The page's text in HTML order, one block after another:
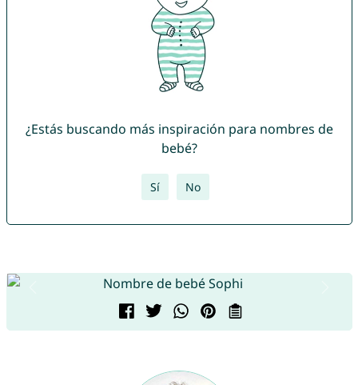
¿Estás buscando más inspiración para nombres de
bebé?
Sí No